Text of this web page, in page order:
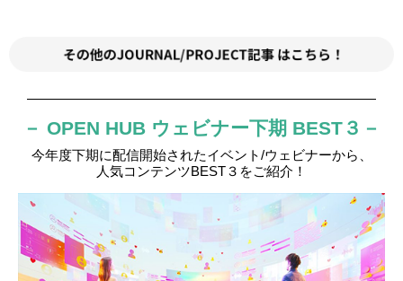
－ OPEN HUB ウェビナー下期 BEST３－
今年度下期に配信開始されたイベント/ウェビナーから、
人気コンテンツBEST３をご紹介！